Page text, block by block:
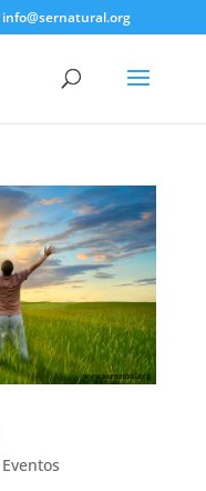
info@sernatural.org
Eventos